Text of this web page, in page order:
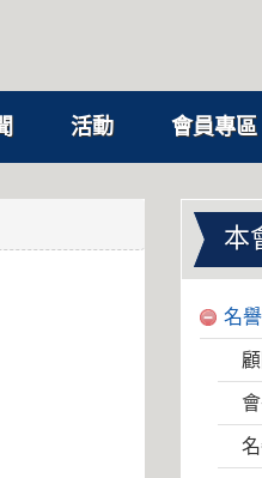
活動 會員專區
本
名